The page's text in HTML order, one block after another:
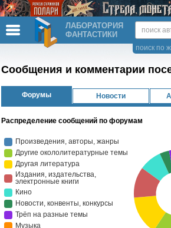
ЛАБОРАТОРИЯ
ФАНТАСТИКИ
поиск по
Сообщения и комментарии
Форумы Новости
Распределение сообщений по форумам